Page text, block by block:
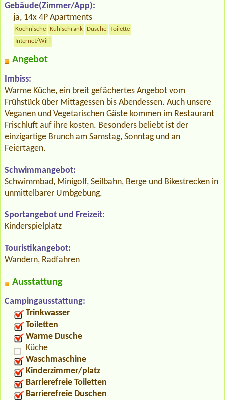
Gebäude(Zimmer/App):
ja, 14x 4P Apartments
Kochnische Kühlschrank Dusche
Toilette
Internet/WiFi
Angebot
Imbiss:
Warme Küche, ein breit gefächertes Angebot vom
Frühstück über Mittagessen bis Abendessen. Auch unsere
Veganen und Vegetarischen Gäste kommen im Restaurant
Frischluft auf ihre kosten. Besonders beliebt ist der
einzigartige Brunch am Samstag, Sonntag und an
Feiertagen.
Schwimmangebot:
Schwimmbad, Minigolf, Seilbahn, Berge und Bikestrecken in
unmittelbarer Umbgebung.
Sportangebot und Freizeit:
Kinderspielplatz
Touristikangebot:
Wandern, Radfahren
Ausstattung
Campingausstattung:
Trinkwasser
Toiletten
Warme Dusche
Küche
Waschmaschine
Kinderzimmer/platz
Barrierefreie Toiletten
Barrierefreie Duschen